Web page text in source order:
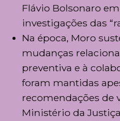
Flávio Bolsonaro
investigações das
Na época, Moro
mudanças
preventiva e à
foram mantidas
recomendações de
Ministério da